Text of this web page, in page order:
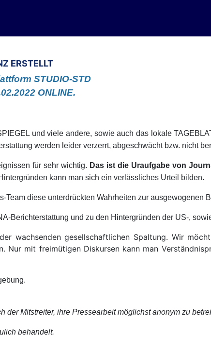
ERSTELLT
STUDIO-STD
ONLINE.
und viele andere, sowie auch das lokale
werden leider verzerrt, abgeschwächt bzw. nicht
für sehr wichtig. Das ist die Uraufgabe von
kann man sich ein verlässliches Urteil bilden.
Team diese unterdrückten Wahrheiten zur ausgewogenen
Berichterstattung und zu den Hintergründen der US-,
wachsenden gesellschaftlichen Spaltung. Wir
mit freimütigen Diskursen kann man
Mitstreiter, ihre Pressearbeit möglichst anonym zu
behandelt.